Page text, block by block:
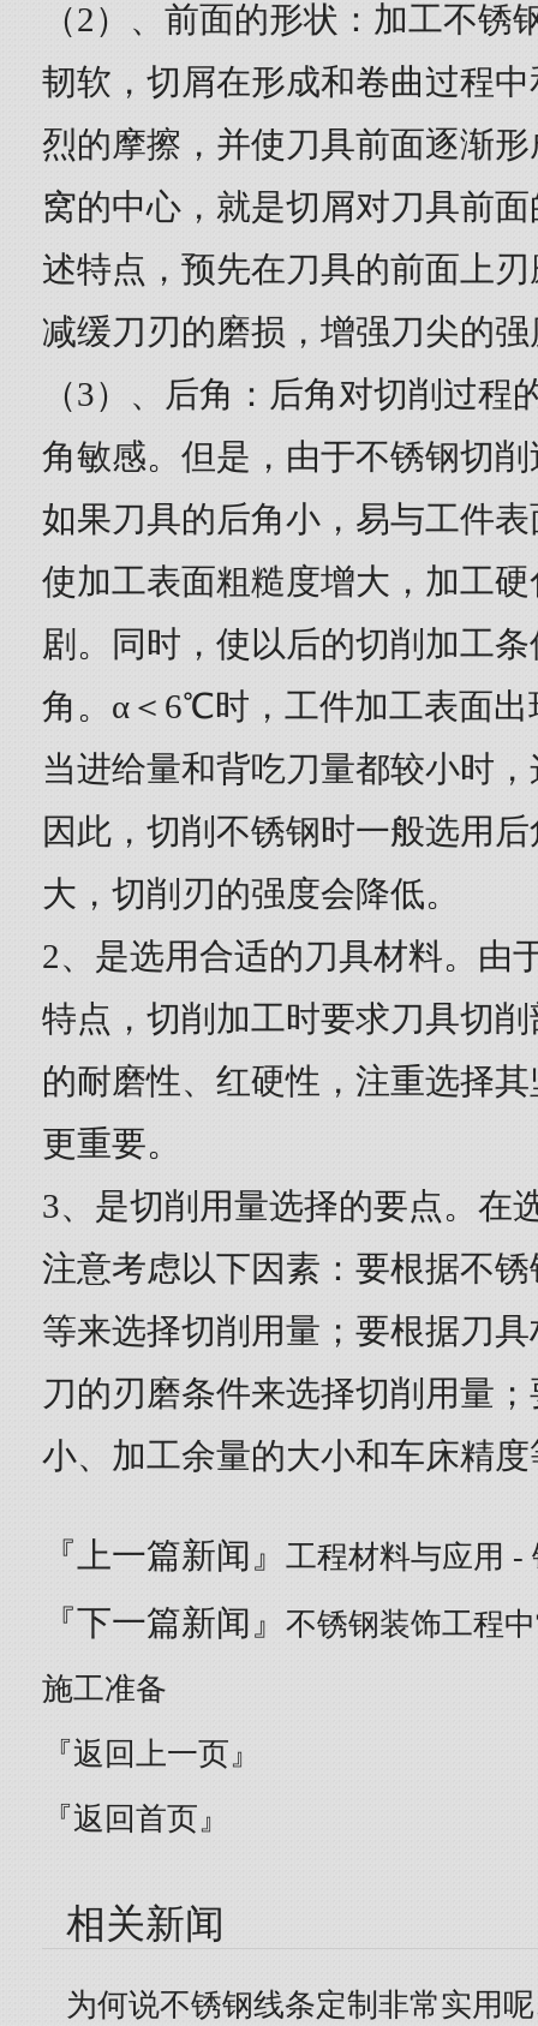
（2）、前面的形状：加工不锈
韧软，切屑在形成和卷曲过程
烈的摩擦，并使刀具前面逐渐
窝的中心，就是切屑对刀具前
述特点，预先在刀具的前面上
减缓刀刃的磨损，增强刀尖的强
（3）、后角：后角对切削过程
角敏感。但是，由于不锈钢切
如果刀具的后角小，易与工件
使加工表面粗糙度增大，加工
剧。同时，使以后的切削加工
角。α＜6℃时，工件加工表面
当进给量和背吃刀量都较小时
因此，切削不锈钢时一般选用
大，切削刃的强度会降低。
2、是选用合适的刀具材料。由
特点，切削加工时要求刀具切
的耐磨性、红硬性，注重选择
更重要。
3、是切削用量选择的要点。在
注意考虑以下因素：要根据不
等来选择切削用量；要根据刀
刀的刃磨条件来选择切削用量
小、加工余量的大小和车床精
『上一篇新闻』 工程材料与应用 -
『下一篇新闻』 不锈钢装饰工程
施工准备
『返回上一页』
『返回首页』
相关新闻
为何说不锈钢线条定制非常实用